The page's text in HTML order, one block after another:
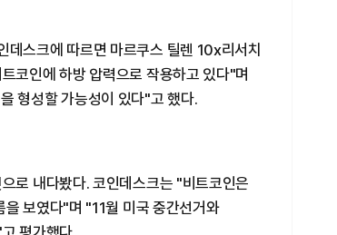
데스크에 따르면 마르쿠스 틸렌 10x리서치
코인에 하방 압력으로 작용하고 있다"며
형성할 가능성이 있다"고 했다.
로 내다봤다. 코인데스크는 "비트코인은
보였다"며 "11월 미국 중간선거와